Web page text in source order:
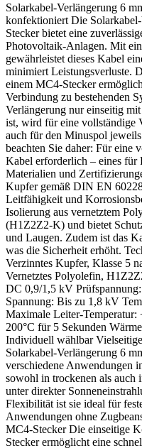
Solarkabel-Verlängerung 6
konfektioniert Die
Stecker bietet eine
Photovoltaik-Anlagen. Mit
gewährleistet dieses Kabel
minimiert Leistungsverluste.
einem MC4-Stecker
Verbindung zu bestehenden
Verlängerung nur einseitig
ist, wird für eine vollständige
auch für den Minuspol
beachten Sie daher: Für eine
Kabel erforderlich – eines
Materialien und
Kupfer gemäß DIN EN
Leitfähigkeit und
Isolierung aus vernetztem
(H1Z2Z2-K) und bietet
und Laugen. Zudem ist das
was die Sicherheit erhöht.
Verzinntes Kupfer, Klasse 5
Vernetztes Polyolefin,
DC 0,9/1,5 kV
Spannung: Bis zu 1,8 kV
Maximale Leiter-Temperatur:
200°C für 5 Sekunden
Individuell wählbar
Solarkabel-Verlängerung 6
verschiedene Anwendungen
sowohl in trockenen als auch
unter direkter
Flexibilität ist sie ideal für
Anwendungen ohne
MC4-Stecker Die einseitige
Stecker ermöglicht eine